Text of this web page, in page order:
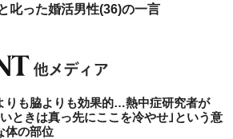
叱った婚活男性(36)の一言
りも脇よりも効果的…熱中症研究者が
ときは真っ先にここを冷やせ｣という意
体の部位